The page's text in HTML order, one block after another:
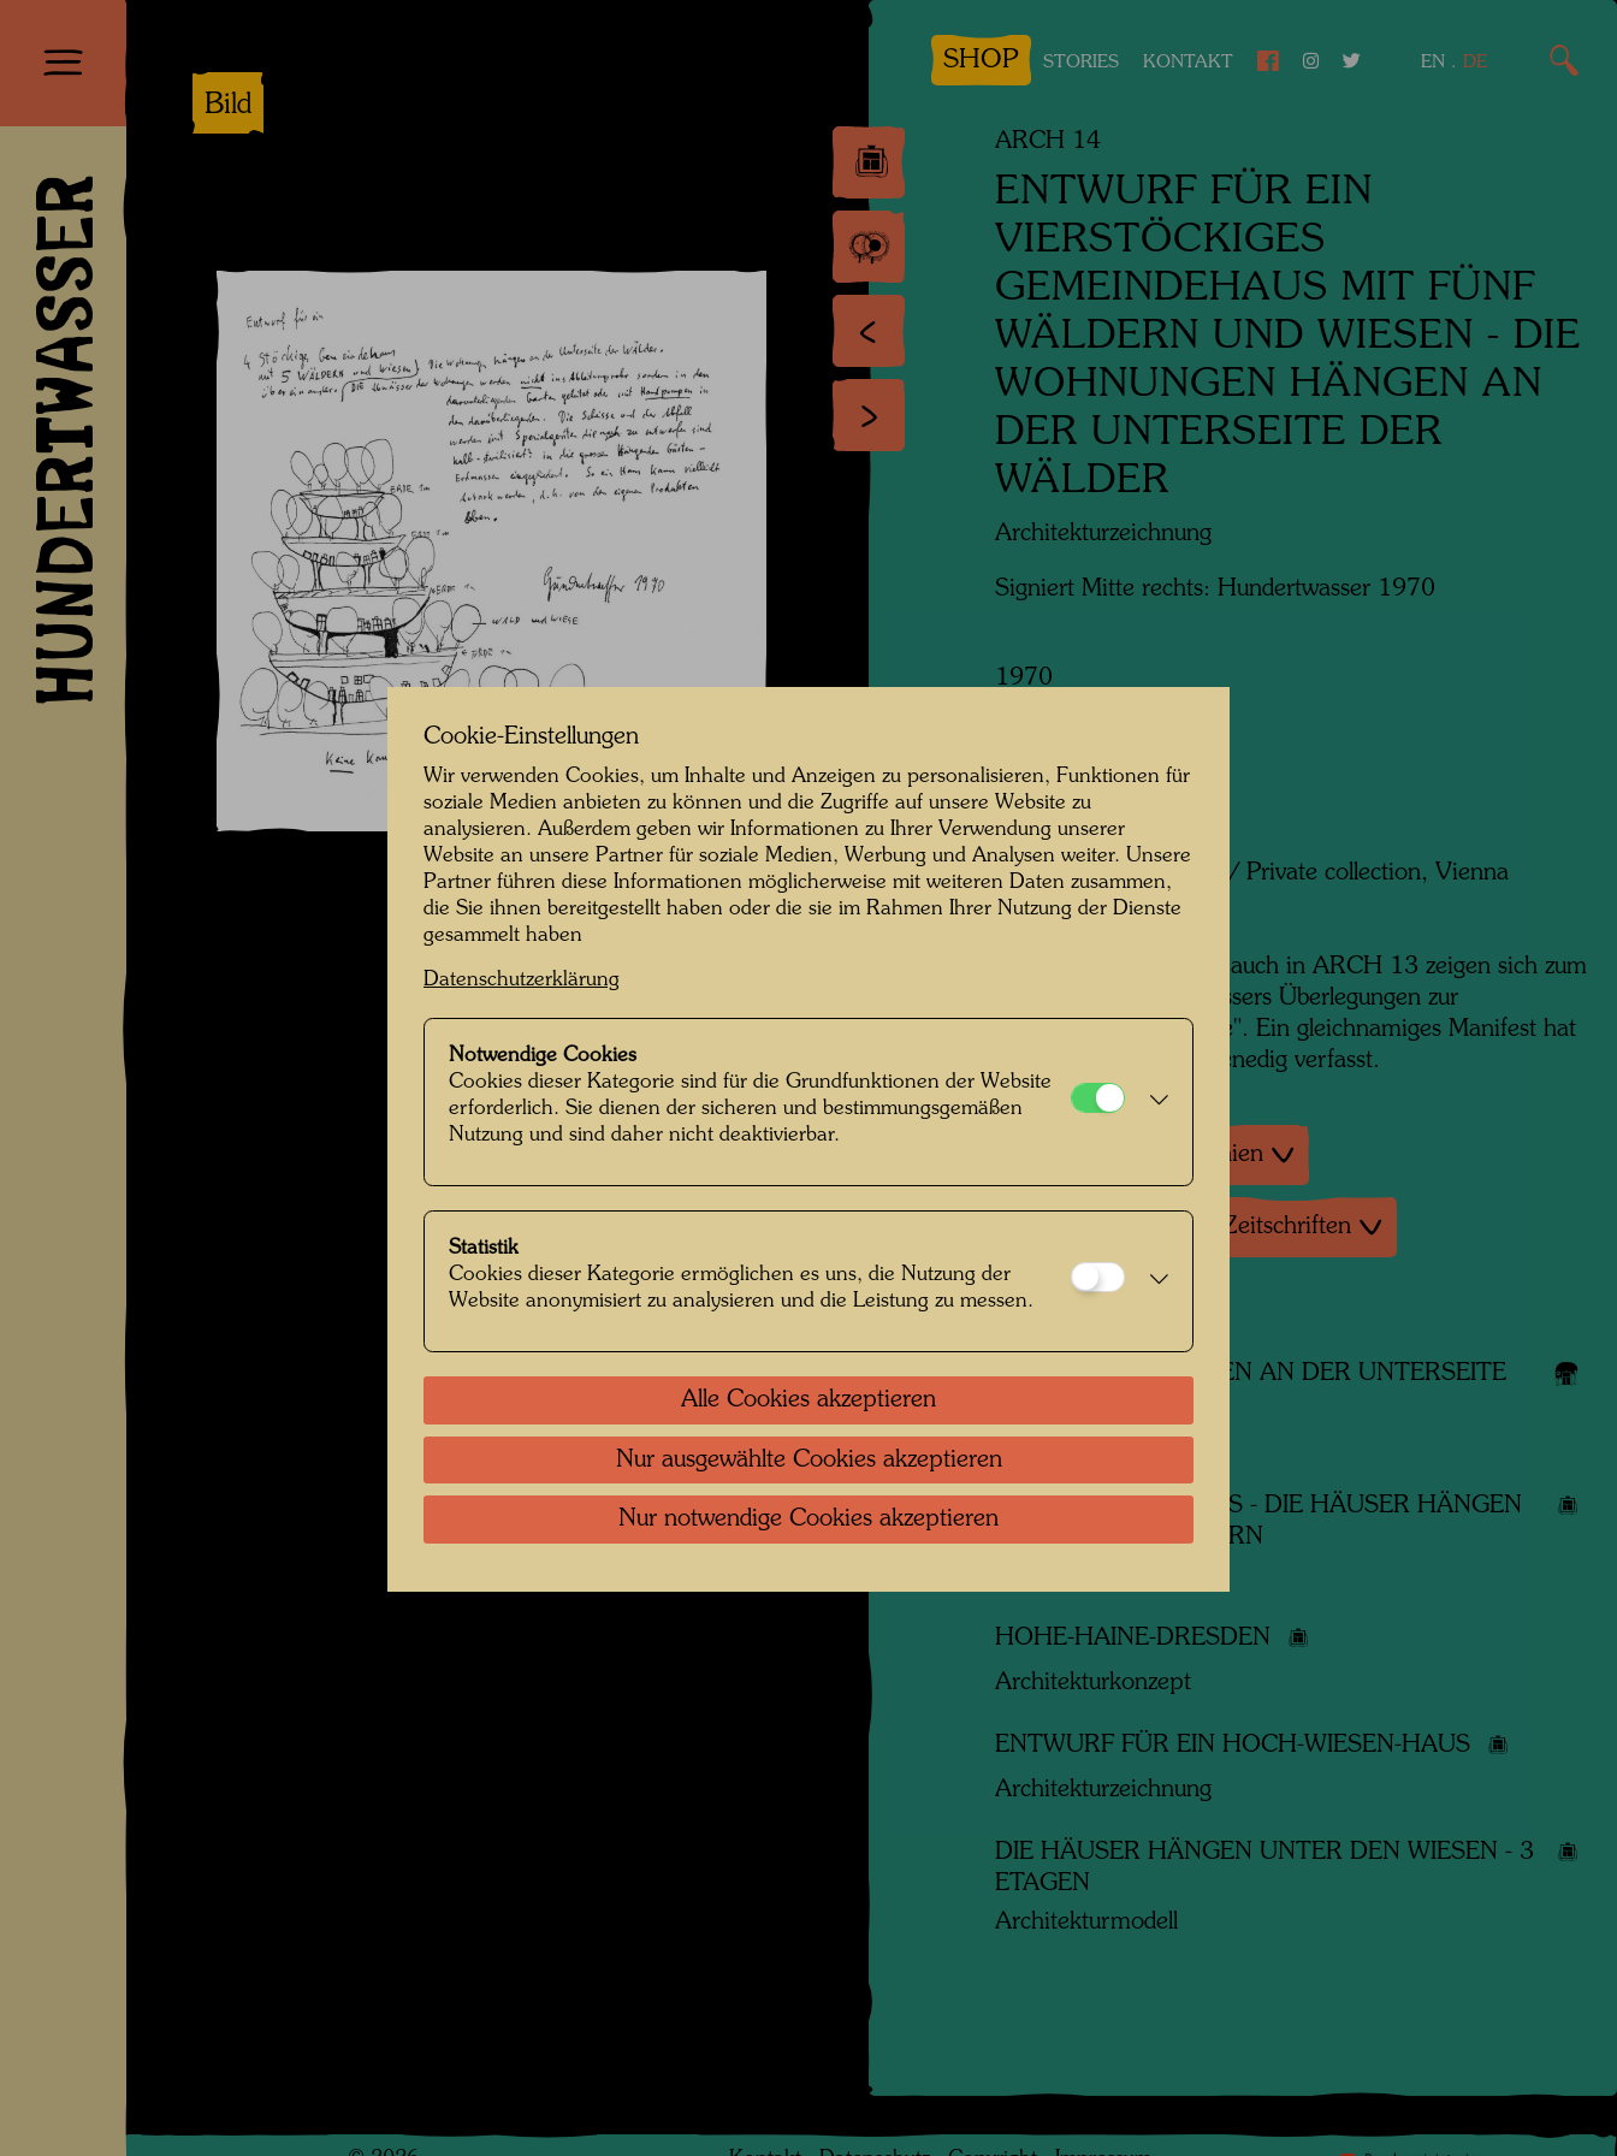
HUNDERTWASSER
SHOP STORIES KONTAKT EN . DE
Bild
ARCH 14
ENTWURF FÜR EIN
VIERSTÖCKIGES
GEMEINDEHAUS MIT FÜNF
WÄLDERN UND WIESEN - DIE
WOHNUNGEN HÄNGEN AN
DER UNTERSEITE DER
WÄLDER
Architekturzeichnung
Signiert Mitte rechts: Hundertwasser 1970
1970
Tinte auf Papier
Sammlung:
Privatsammlung Wien / Private collection, Vienna
In diesem Entwurf wie auch in ARCH 13 zeigen sich zum
ersten Mal Hundertwassers Überlegungen zur
"Verwaldung der Städte". Ein gleichnamiges Manifest hat
er im März 1971 in Venedig verfasst.
Literatur: Monographien
Literatur: Magazine, Zeitschriften
DIE HÄUSER HÄNGEN AN DER UNTERSEITE
Mixed media
HOCH-WIESEN-HAUS - DIE HÄUSER HÄNGEN
UNTER DEN WÄLDERN
HOHE-HAINE-DRESDEN
Architekturkonzept
ENTWURF FÜR EIN HOCH-WIESEN-HAUS
Architekturzeichnung
DIE HÄUSER HÄNGEN UNTER DEN WIESEN - 3
ETAGEN
Architekturmodell
Cookie-Einstellungen
Wir verwenden Cookies, um Inhalte und Anzeigen zu personalisieren, Funktionen für
soziale Medien anbieten zu können und die Zugriffe auf unsere Website zu
analysieren. Außerdem geben wir Informationen zu Ihrer Verwendung unserer
Website an unsere Partner für soziale Medien, Werbung und Analysen weiter. Unsere
Partner führen diese Informationen möglicherweise mit weiteren Daten zusammen,
die Sie ihnen bereitgestellt haben oder die sie im Rahmen Ihrer Nutzung der Dienste
gesammelt haben
Datenschutzerklärung
Notwendige Cookies
Cookies dieser Kategorie sind für die Grundfunktionen der Website
erforderlich. Sie dienen der sicheren und bestimmungsgemäßen
Nutzung und sind daher nicht deaktivierbar.
Statistik
Cookies dieser Kategorie ermöglichen es uns, die Nutzung der
Website anonymisiert zu analysieren und die Leistung zu messen.
Alle Cookies akzeptieren
Nur ausgewählte Cookies akzeptieren
Nur notwendige Cookies akzeptieren